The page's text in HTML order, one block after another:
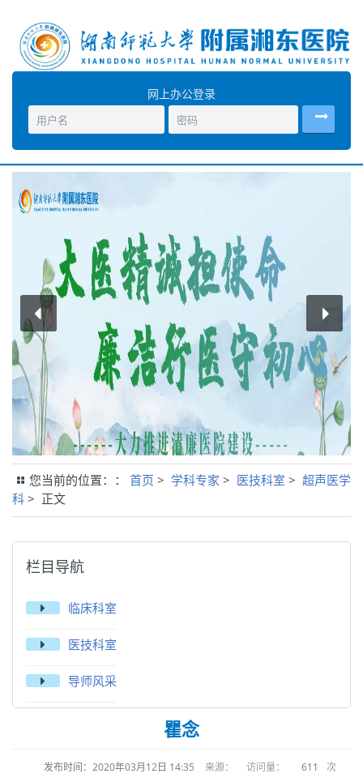
网上办公登录
您当前的位置：： 首页 > 学科专家 > 医技科室 > 超声医学
科 > 正文
栏目导航
临床科室
医技科室
导师风采
瞿念
发布时间：2020年03月12日 14:35 来源： 访问量： 611 次